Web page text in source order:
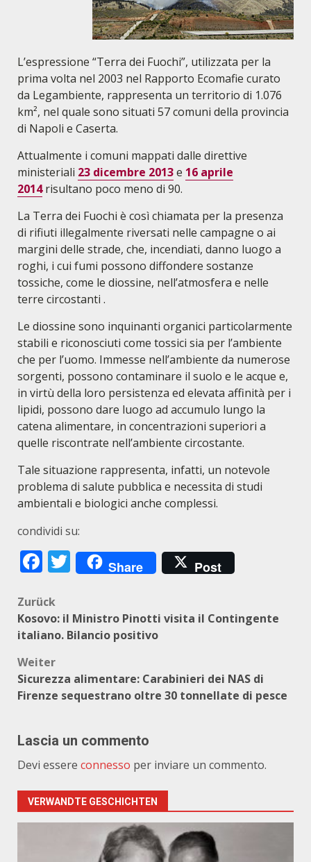
L’espressione “Terra dei Fuochi”, utilizzata per la
prima volta nel 2003 nel Rapporto Ecomafie curato
da Legambiente, rappresenta un territorio di 1.076
km², nel quale sono situati 57 comuni della provincia
di Napoli e Caserta.
Attualmente i comuni mappati dalle direttive
ministeriali 23 dicembre 2013e 16 aprile
2014risultano poco meno di 90.
La Terra dei Fuochi è così chiamata per la presenza
di rifiuti illegalmente riversati nelle campagne o ai
margini delle strade, che, incendiati, danno luogo a
roghi, i cui fumi possono diffondere sostanze
tossiche, come le diossine, nell’atmosfera e nelle
terre circostanti .
Le diossine sono inquinanti organici particolarmente
stabili e riconosciuti come tossici sia per l’ambiente
che per l’uomo. Immesse nell’ambiente da numerose
sorgenti, possono contaminare il suolo e le acque e,
in virtù della loro persistenza ed elevata affinità per i
lipidi, possono dare luogo ad accumulo lungo la
catena alimentare, in concentrazioni superiori a
quelle riscontrate nell’ambiente circostante.
Tale situazione rappresenta, infatti, un notevole
problema di salute pubblica e necessita di studi
ambientali e biologici anche complessi.
condividi su:
Facebook
Twitter
Share Post
Beitragsnavigation
Zurück
Kosovo: il Ministro Pinotti visita il Contingente
italiano. Bilancio positivo
Weiter
Sicurezza alimentare: Carabinieri dei NAS di
Firenze sequestrano oltre 30 tonnellate di pesce
Lascia un commento
Devi essere connesso per inviare un commento.
VERWANDTE GESCHICHTEN